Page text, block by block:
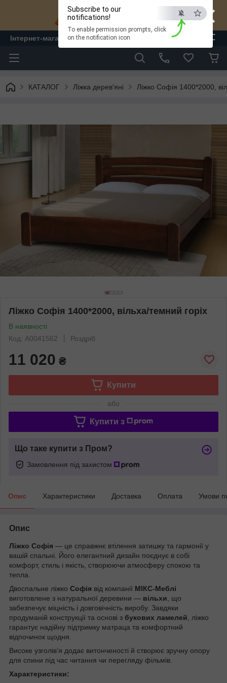
×
ESC
Subscribe to our
notifications!
To enable permission prompts, click
on the notification icon
Інтернет-магазин "ЛАМ" - меблі
КАТАЛОГ Ліжка дерев'яні Ліжко Софія 1400*2000,
Ліжко Софія 1400*2000, вільха/темний горіх
В наявності
Код: А0041562
Роздріб
11 020 ₴
Купити
або
Купити з
Що таке купити з Пром?
Замовлення під захистом
Опис Характеристики Доставка Оплата Умови
Опис
Ліжко Софія — це справжнє втілення затишку та гармонії у
вашій спальні. Його елегантний дизайн поєднує в собі
комфорт, стиль і якість, створюючи атмосферу спокою та
тепла.
Двоспальне ліжко Софія від компанії МІКС-Меблі
виготовлене з натуральної деревини — вільхи , що
забезпечує міцність і довговічність виробу. Завдяки
продуманій конструкції та основі з букових ламелей , ліжко
гарантує надійну підтримку матраца та комфортний
відпочинок щодня.
Високе узголів’я додає витонченості й створює зручну опору
для спини під час читання чи перегляду фільмів.
Характеристики: